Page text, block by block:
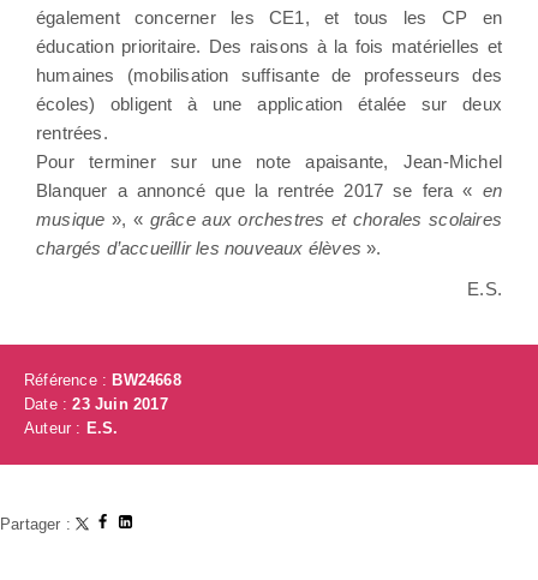
également concerner les CE1, et tous les CP en
éducation prioritaire. Des raisons à la fois matérielles et
humaines (mobilisation suffisante de professeurs des
écoles) obligent à une application étalée sur deux
rentrées.
Pour terminer sur une note apaisante, Jean-Michel
Blanquer a annoncé que la rentrée 2017 se fera « en
musique », « grâce aux orchestres et chorales scolaires
chargés d’accueillir les nouveaux élèves».
E.S.
Référence :BW24668
Date :23 Juin 2017
Auteur : E.S.
Partager :